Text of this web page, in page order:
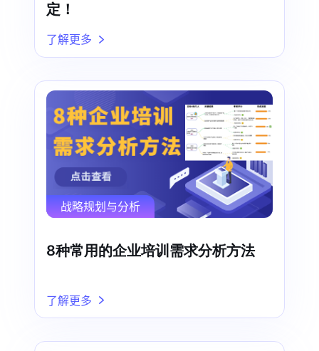
定！
了解更多
战略规划与分析
8种常用的企业培训需求分析方法
了解更多